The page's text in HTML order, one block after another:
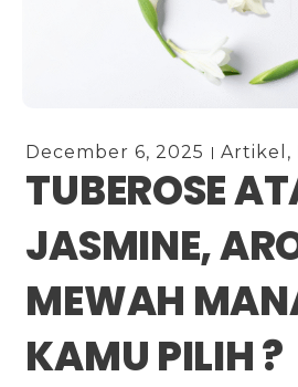
December 6, 2025 Artikel ,
TUBEROSE
JASMINE,
MEWAH
KAMU PILIH ?